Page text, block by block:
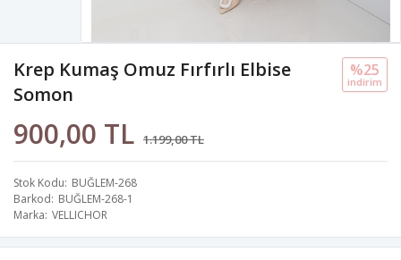
Krep Kumaş Omuz Fırfırlı Elbise
Somon
900,00 TL 1.199,00 TL
%25
i̇ndi̇ri̇m
Stok Kodu BUĞLEM-268
Barkod BUĞLEM-268-1
Marka VELLICHOR